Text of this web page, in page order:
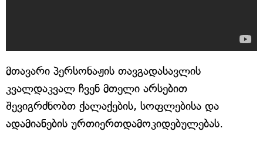
მთავარი პერსონაჟის თავგადასავლის
კვალდაკვალ ჩვენ მთელი არსებით
შევიგრძნობთ ქალაქების, სოფლებისა და
ადამიანების ურთიერთდამოკიდებულებას.